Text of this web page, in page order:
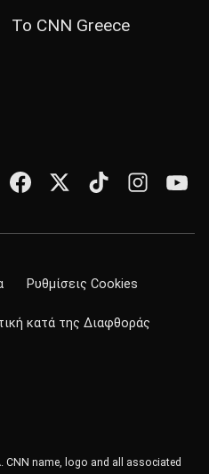
Το CNN Greece
Ρυθμίσεις Cookies
κατά της Διαφθοράς
CNN name, logo and all associated